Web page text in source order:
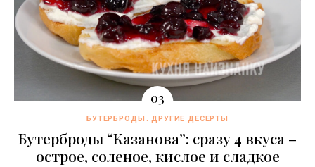
БУТЕРБРОДЫ ДРУГИЕ ДЕСЕРТЫ
Бутерброды “Казaнова”: сразу 4 вкуса –
острое, соленое, кислое и сладкое